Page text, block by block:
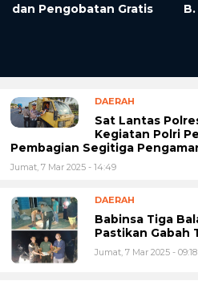
dan Pengobatan Gratis
DAERAH
Sat Lantas
Kegiatan Polri
Pembagian Segitiga
Jumat, 7 Mar 2025 - 14:49
DAERAH
Babinsa Tiga
Pastikan Gabah
Jumat, 7 Mar 2025 - 09:18